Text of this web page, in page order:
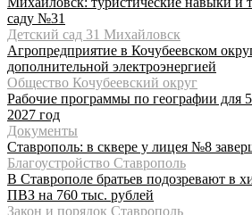
саду №31
Детский сад 31 Михайловск
Агропредприятие в Кочубеевском
дополнительной электроэнергией
Общество Кочубеевский округ
Рабочие программы по географии для
2027 год
Документы
Ставрополь: в сквере у лицея №8
Благоустройство Ставрополь
В Ставрополе братьев подозревают в
ПВЗ на 760 тыс. рублей
Закон и порядок Ставрополь